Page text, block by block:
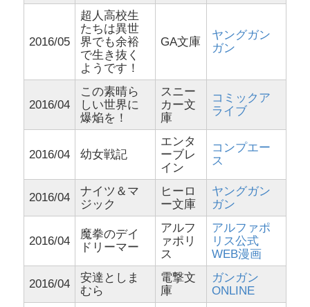
2016/05
超人高校生
たちは異世
界でも余裕
で生き抜く
ようです！
GA文庫
ヤングガン
ガン
2016/04
この素晴ら
しい世界に
爆焔を！
スニー
カー文
庫
コミックア
ライブ
2016/04 幼女戦記
エンタ
ーブレ
イン
コンプエー
ス
2016/04
ナイツ＆マ
ジック
ヒーロ
ー文庫
ヤングガン
ガン
2016/04
魔拳のデイ
ドリーマー
アルフ
ァポリ
ス
アルファポ
リス公式
WEB漫画
2016/04
安達としま
むら
電撃文
庫
ガンガン
ONLINE